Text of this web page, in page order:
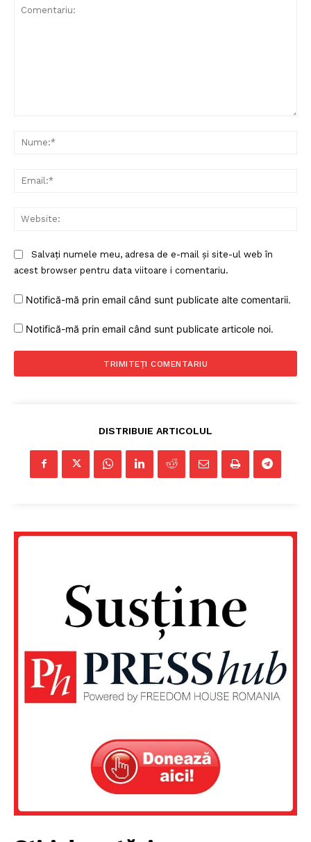
Salvați numele meu, adresa de e-mail și site-ul web în
acest browser pentru data viitoare i comentariu.
Notifică-mă prin email când sunt publicate alte comentarii.
Notifică-mă prin email când sunt publicate articole noi.
DISTRIBUIE ARTICOLUL